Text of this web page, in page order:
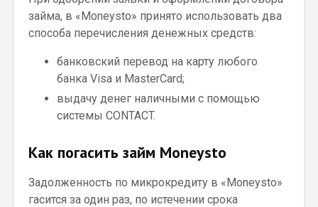
займа, в «Moneysto» принято использовать два
способа перечисления денежных средств:
банковский перевод на карту любого
банка Visa и MasterCard;
выдачу денег наличными с помощью
системы CONTACT.
Как погасить займ Moneysto
Задолженность по микрокредиту в «Moneysto»
гасится за один раз, по истечении срока